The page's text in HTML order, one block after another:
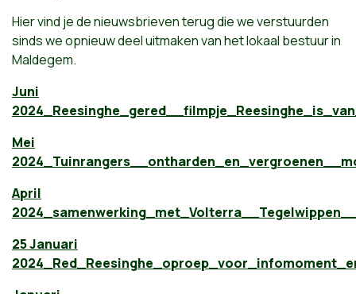
Hier vind je de nieuwsbrieven terug die we verstuurden
sinds we opnieuw deel uitmaken van het lokaal bestuur in
Maldegem.
Juni
Mei
April
25 Januari